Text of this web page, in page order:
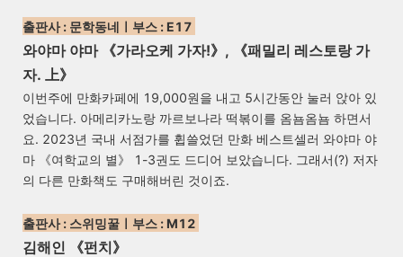
출판사 : 문학동네ㅣ부스 : E17
와야마 야마 《가라오케 가자!》 , 《패밀리 레스토랑 가
자. 上》
이번주에 만화카페에 19,000원을 내고 5시간동안 눌러 앉아 있
었습니다. 아메리카노랑 까르보나라 떡볶이를 옴뇸옴뇸 하면서
요. 2023년 국내 서점가를 휩쓸었던 만화 베스트셀러 와야마 야
마 《여학교의 별》 1-3권도 드디어 보았습니다. 그래서(?) 저자
의 다른 만화책도 구매해버린 것이죠.
출판사 : 스위밍꿀 ㅣ 부스 : M12
김해인 《펀치》